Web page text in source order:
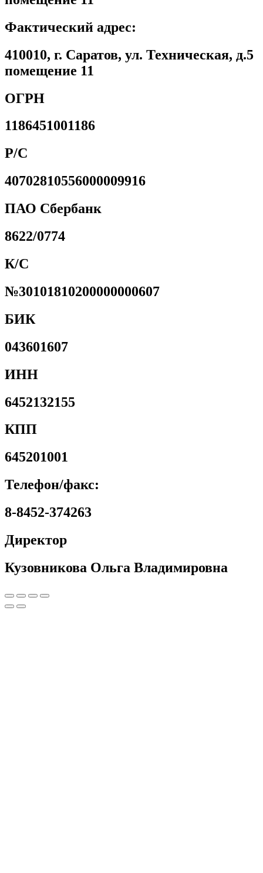
Фактический адрес:
410010, г. Саратов, ул. Техническая, д.5
помещение 11
ОГРН
1186451001186
Р/С
40702810556000009916
ПАО Сбербанк
8622/0774
К/С
№30101810200000000607
БИК
043601607
ИНН
6452132155
КПП
645201001
Телефон/факс:
8-8452-374263
Директор
Кузовникова Ольга Владимировна